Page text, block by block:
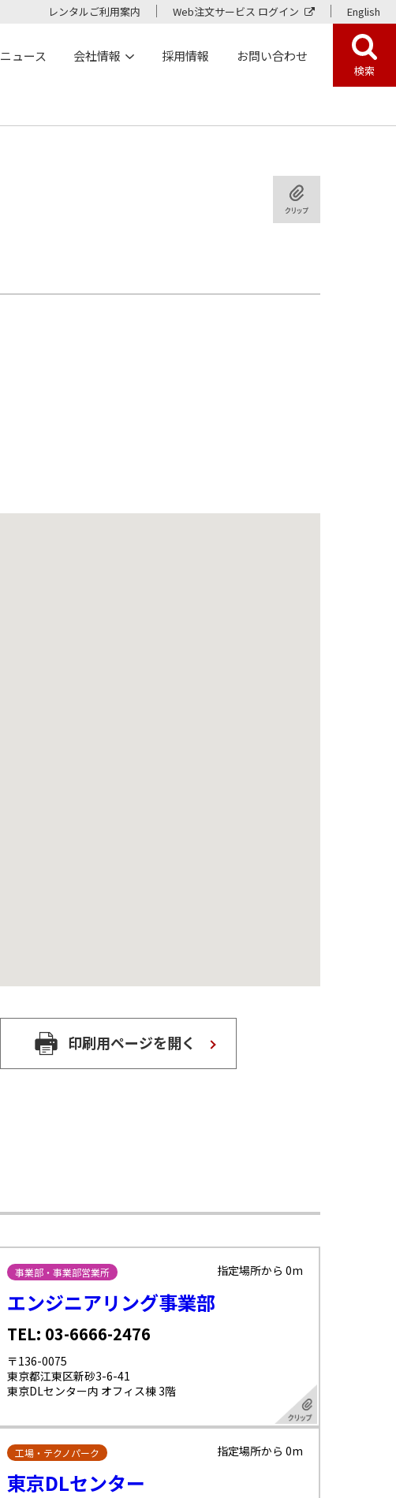
レンタルご利用案内 Web注文サービス ログイン English
ニュース 会社情報 採用情報 お問い合わせ
検索
印刷用ページを開く
事業部・事業部営業所 指定場所から 0m
エンジニアリング事業部
TEL: 03-6666-2476
〒136-0075
東京都江東区新砂3-6-41
東京DLセンター内 オフィス棟 3階
工場・テクノパーク 指定場所から 0m
東京DLセンター